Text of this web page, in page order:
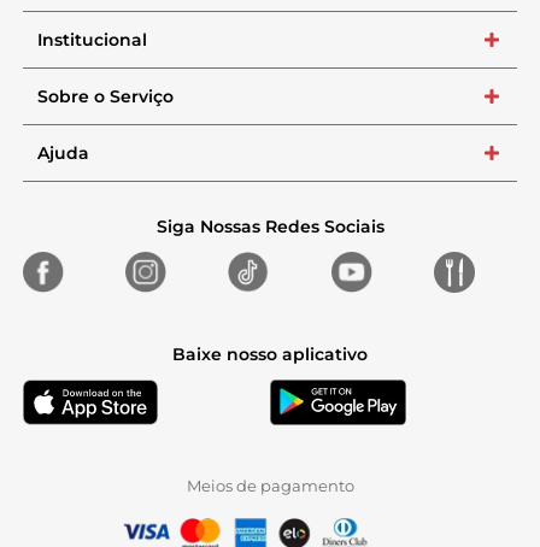
Institucional +
Sobre o Serviço +
Ajuda +
Siga Nossas Redes Sociais
Baixe nosso aplicativo
Meios de pagamento